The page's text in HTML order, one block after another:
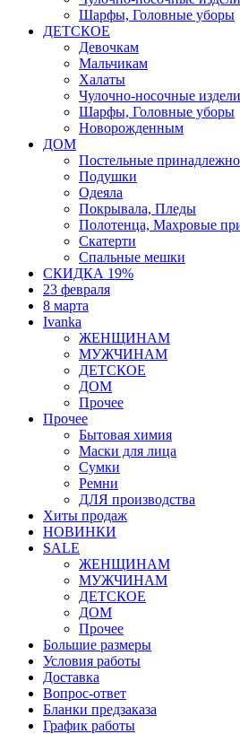
Шарфы, Головные уборы
ДЕТСКОЕ
Девочкам
Мальчикам
Халаты
Чулочно-носочные
Шарфы, Головные уборы
Новорожденным
ДОМ
Постельные
Подушки
Одеяла
Покрывала, Пледы
Полотенца, Махровые
Скатерти
Спальные мешки
СКИДКА 19%
23 февраля
8 марта
Ivanka
ЖЕНЩИНАМ
МУЖЧИНАМ
ДЕТСКОЕ
ДОМ
Прочее
Прочее
Бытовая химия
Маски для лица
Сумки
Ремни
ДЛЯ производства
Хиты продаж
НОВИНКИ
SALE
ЖЕНЩИНАМ
МУЖЧИНАМ
ДЕТСКОЕ
ДОМ
Прочее
Большие размеры
Условия работы
Доставка
Вопрос-ответ
Бланки предзаказа
График работы